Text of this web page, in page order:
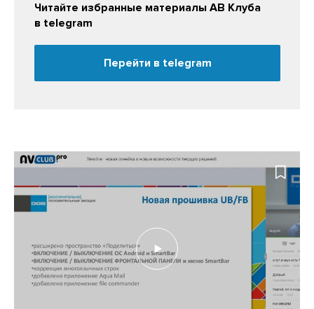
Читайте избранные материалы АВ Клуба
в telegram
Перейти в telegram